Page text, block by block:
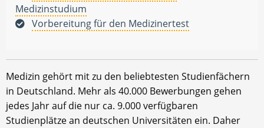
Medizinstudium
Vorbereitung für den Medizinertest
Medizin gehört mit zu den beliebtesten Studienfächern
in Deutschland. Mehr als 40.000 Bewerbungen gehen
jedes Jahr auf die nur ca. 9.000 verfügbaren
Studienplätze an deutschen Universitäten ein. Daher